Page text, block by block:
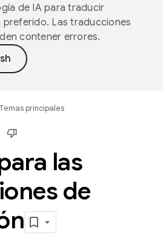
de IA para traducir
Las traducciones
contener errores.
Temas principales
las
de